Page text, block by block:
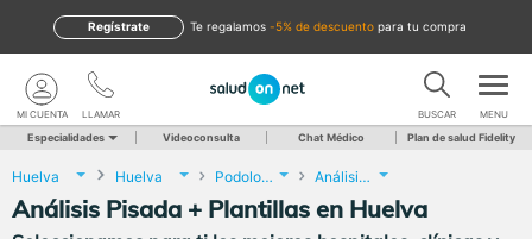
te regalamos -5% de descuento para tu compra
Regístrate
LLAMAR
MI CUENTA BUSCAR MENU
Especialidades Videoconsulta Chat Médico Plan de salud Fidelity
Huelva Huelva Podología Análisis Pisada + Plantillas
Análisis Pisada + Plantillas en Huelva